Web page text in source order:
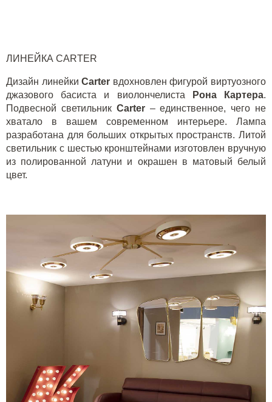
ЛИНЕЙКА CARTER
Дизайн линейкиCarter вдохновлен фигурой виртуозного
джазового басиста и виолончелиста Рона Картера.
Подвесной светильник Carter – единственное, чего не
хватало в вашем современном интерьере. Лампа
разработана для больших открытых пространств. Литой
светильник с шестью кронштейнами изготовлен вручную
из полированной латуни и окрашен в матовый белый
цвет.